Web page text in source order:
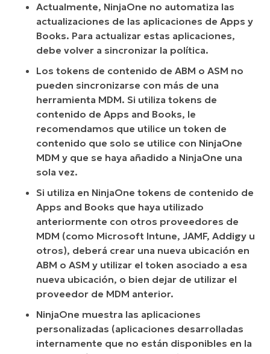
Actualmente, NinjaOne no automatiza las
actualizaciones de las aplicaciones de Apps y
Books. Para actualizar estas aplicaciones,
debe volver a sincronizar la política.
Los tokens de contenido de ABM o ASM no
pueden sincronizarse con más de una
herramienta MDM. Si utiliza tokens de
contenido de Apps and Books, le
recomendamos que utilice un token de
contenido que solo se utilice con NinjaOne
MDM y que se haya añadido a NinjaOne una
sola vez.
Si utiliza en NinjaOne tokens de contenido de
Apps and Books que haya utilizado
anteriormente con otros proveedores de
MDM (como Microsoft Intune, JAMF, Addigy u
otros), deberá crear una nueva ubicación en
ABM o ASM y utilizar el token asociado a esa
nueva ubicación, o bien dejar de utilizar el
proveedor de MDM anterior.
NinjaOne muestra las aplicaciones
personalizadas (aplicaciones desarrolladas
internamente que no están disponibles en la